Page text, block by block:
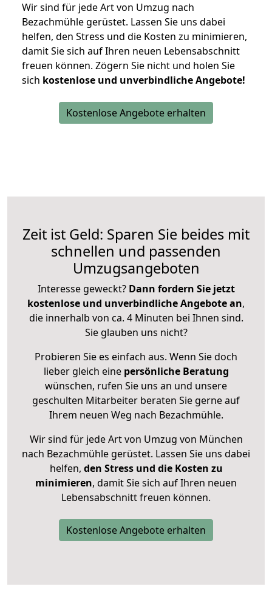
Wir sind für jede Art von Umzug nach
Bezachmühle gerüstet. Lassen Sie uns dabei
helfen, den Stress und die Kosten zu minimieren,
damit Sie sich auf Ihren neuen Lebensabschnitt
freuen können. Zögern Sie nicht und holen Sie
sich kostenlose und unverbindliche Angebote!
Kostenlose Angebote erhalten
Zeit ist Geld: Sparen Sie beides mit
schnellen und passenden
Umzugsangeboten
Interesse geweckt? Dann fordern Sie jetzt
kostenlose und unverbindliche Angebote an,
die innerhalb von ca. 4 Minuten bei Ihnen sind.
Sie glauben uns nicht?
Probieren Sie es einfach aus. Wenn Sie doch
lieber gleich eine persönliche Beratung
wünschen, rufen Sie uns an und unsere
geschulten Mitarbeiter beraten Sie gerne auf
Ihrem neuen Weg nach Bezachmühle.
Wir sind für jede Art von Umzug von München
nach Bezachmühle gerüstet. Lassen Sie uns dabei
helfen, den Stress und die Kosten zu
minimieren, damit Sie sich auf Ihren neuen
Lebensabschnitt freuen können.
Kostenlose Angebote erhalten